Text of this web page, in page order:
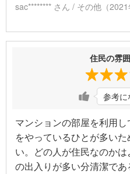
sac******** さん / その他（2021
住民の雰
参考に
マンションの部屋を利用
をやっているひとが多い
い。どの人が住民なのか
の出入りが多い分清潔であ